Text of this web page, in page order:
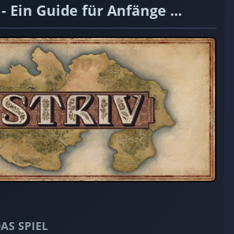
Ein Guide für Anfänge ...
SPIEL